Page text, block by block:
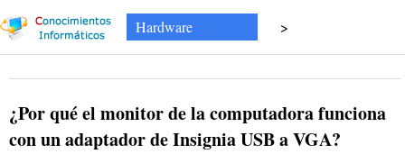
Hardware >
¿Por qué el monitor de la computadora funciona
con un adaptador de Insignia USB a VGA?